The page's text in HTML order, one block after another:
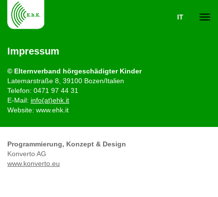
IT
Impressum
© Elternverband hörgeschädigter Kinder
Latemarstraße 8, 39100 Bozen/Italien
Telefon: 0471 97 44 31
E-Mail: info(at)ehk.it
Website: www.ehk.it
Programmierung, Konzept & Design
Konverto AG
www.konverto.eu